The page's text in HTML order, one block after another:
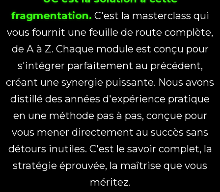
fragmentation. C'est la masterclass qui
vous fournit une feuille de route complète,
de A à Z. Chaque module est conçu pour
s'intégrer parfaitement au précédent,
créant une synergie puissante. Nous avons
distillé des années d'expérience pratique
en une méthode pas à pas, conçue pour
vous mener directement au succès sans
détours inutiles. C'est le savoir complet, la
stratégie éprouvée, la maîtrise que vous
méritez.